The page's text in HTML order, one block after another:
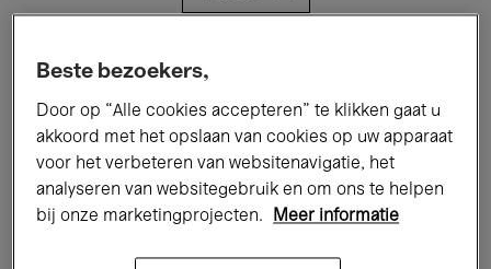
Alle evenementen
Tentoonstellingen Films
Performances Lezingen & Debatten
Jazz Klassieke Muziek Global Music
Elektronische Muziek
Beste bezoekers,
Door op “Alle cookies accepteren” te klikken gaat u
akkoord met het opslaan van cookies op uw apparaat
voor het verbeteren van websitenavigatie, het
analyseren van websitegebruik en om ons te helpen
bij onze marketingprojecten.
Meer informatie